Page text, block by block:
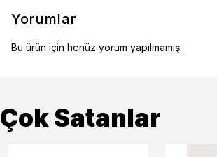
Yorumlar
Bu ürün için henüz yorum yapılmamış.
Çok Satanlar